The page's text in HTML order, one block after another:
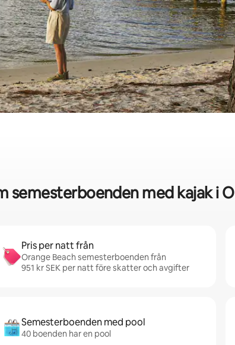
semesterboenden med kajak i
Pris per natt från
Orange Beach semesterboenden från
951 kr SEK per natt före skatter och avgifter
Semesterboenden med pool
40 boenden har en pool